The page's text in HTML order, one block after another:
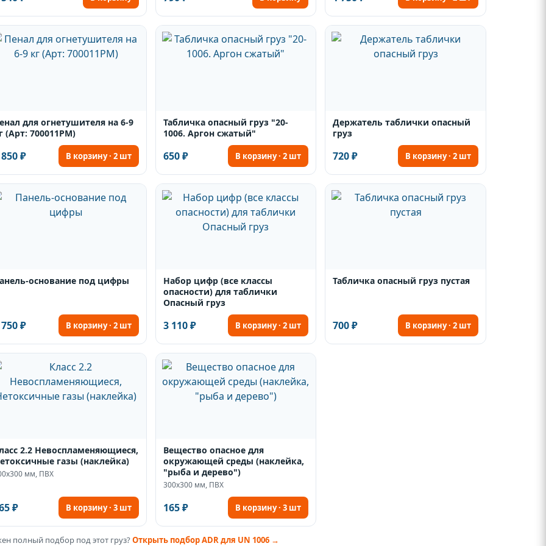
для огнетушителя на 6-9
(Арт: 700011PM)
₽ В корзину · 2 шт
Табличка опасный груз "20-
1006. Аргон сжатый"
650 ₽ В корзину · 2 шт
Держатель таблички опасный
груз
720 ₽ В корзину · 2 шт
основание под цифры
₽ В корзину · 2 шт
Набор цифр (все классы
опасности) для таблички
Опасный груз
3 110 ₽ В корзину · 2 шт
Табличка опасный груз пустая
700 ₽ В корзину · 2 шт
2.2 Невоспламеняющиеся,
газы (наклейка)
мм, ПВХ
₽ В корзину · 3 шт
Вещество опасное для
окружающей среды (наклейка,
"рыба и дерево")
300х300 мм, ПВХ
165 ₽ В корзину · 3 шт
полный подбор под этот груз?Открыть подбор ADR для UN 1006 →